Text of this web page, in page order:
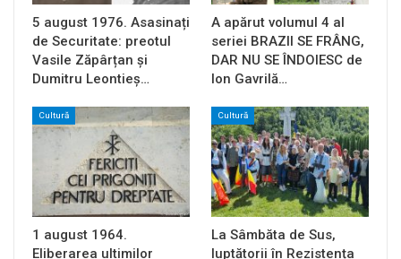
5 august 1976. Asasinați
de Securitate: preotul
Vasile Zăpârțan și
Dumitru Leontieș…
A apărut volumul 4 al
seriei BRAZII SE FRÂNG,
DAR NU SE ÎNDOIESC de
Ion Gavrilă…
Cultură
1 august 1964.
Eliberarea ultimilor
Cultură
La Sâmbăta de Sus,
luptătorii în Rezistența